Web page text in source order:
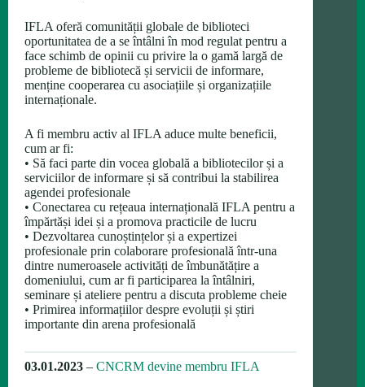
IFLA oferă comunității globale de biblioteci
oportunitatea de a se întâlni în mod regulat pentru a
face schimb de opinii cu privire la o gamă largă de
probleme de bibliotecă și servicii de informare,
menține cooperarea cu asociațiile și organizațiile
internaționale.
A fi membru activ al IFLA aduce multe beneficii,
cum ar fi:
• Să faci parte din vocea globală a bibliotecilor și a
serviciilor de informare și să contribui la stabilirea
agendei profesionale
• Conectarea cu rețeaua internațională IFLA pentru a
împărtăși idei și a promova practicile de lucru
• Dezvoltarea cunoștințelor și a expertizei
profesionale prin colaborare profesională într-una
dintre numeroasele activități de îmbunătățire a
domeniului, cum ar fi participarea la întâlniri,
seminare și ateliere pentru a discuta probleme cheie
• Primirea informațiilor despre evoluții și știri
importante din arena profesională
03.01.2023 – CNCRM devine membru IFLA